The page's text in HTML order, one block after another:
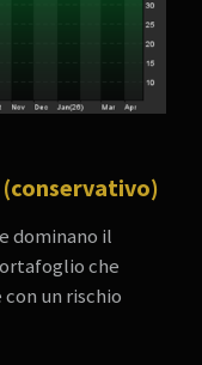
dominano il
che
un rischio